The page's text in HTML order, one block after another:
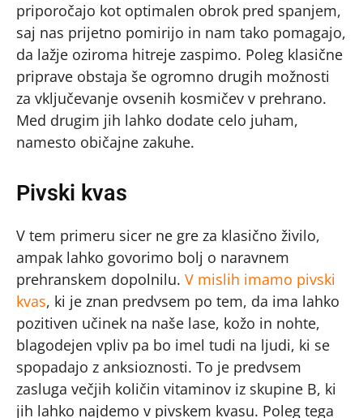
priporočajo kot optimalen obrok pred spanjem,
saj nas prijetno pomirijo in nam tako pomagajo,
da lažje oziroma hitreje zaspimo. Poleg klasične
priprave obstaja še ogromno drugih možnosti
za vključevanje ovsenih kosmičev v prehrano.
Med drugim jih lahko dodate celo juham,
namesto običajne zakuhe.
Pivski kvas
V tem primeru sicer ne gre za klasično živilo,
ampak lahko govorimo bolj o naravnem
prehranskem dopolnilu. V mislih imamo pivski
kvas, ki je znan predvsem po tem, da ima lahko
pozitiven učinek na naše lase, kožo in nohte,
blagodejen vpliv pa bo imel tudi na ljudi, ki se
spopadajo z anksioznosti. To je predvsem
zasluga večjih količin vitaminov iz skupine B, ki
jih lahko najdemo v pivskem kvasu. Poleg tega